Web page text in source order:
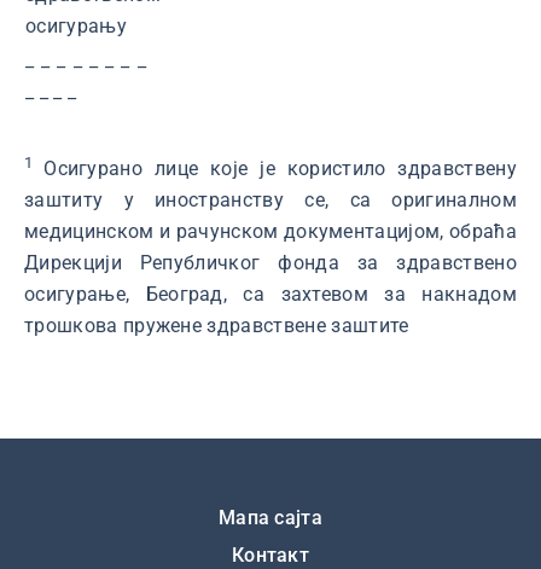
осигурању
1 Oсигурано лице које је користило здравствену
заштиту у иностранству се, са оригиналном
медицинском и рачунском документацијом, обраћа
Дирекцији Републичког фонда за здравствено
осигурање, Београд, са захтевом за накнадом
трошкова пружене здравствене заштите
Мапа сајта
Контакт